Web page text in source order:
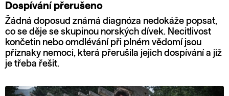
Dospívání přerušeno
Žádná doposud známá diagnóza nedokáže popsat,
co se děje se skupinou norských dívek. Necitlivost
končetin nebo omdlévání při plném vědomí jsou
příznaky nemoci, která přerušila jejich dospívání a již
je třeba řešit.